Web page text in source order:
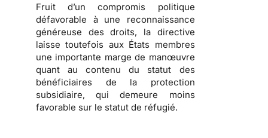
Fruit d’un compromis politique
défavorable à une reconnaissance
généreuse des droits, la directive
laisse toutefois aux États membres
une importante marge de manœuvre
quant au contenu du statut des
bénéficiaires de la protection
subsidiaire, qui demeure moins
favorable sur le statut de réfugié.